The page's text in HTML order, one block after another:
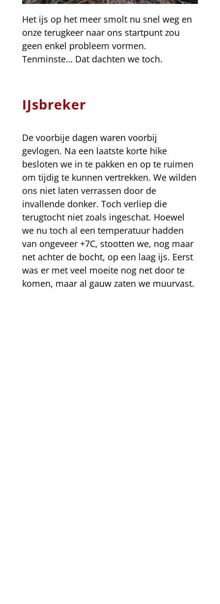
Het ijs op het meer smolt nu snel weg en
onze terugkeer naar ons startpunt zou
geen enkel probleem vormen.
Tenminste… Dat dachten we toch.
IJsbreker
De voorbije dagen waren voorbij
gevlogen. Na een laatste korte hike
besloten we in te pakken en op te ruimen
om tijdig te kunnen vertrekken. We wilden
ons niet laten verrassen door de
invallende donker. Toch verliep die
terugtocht niet zoals ingeschat. Hoewel
we nu toch al een temperatuur hadden
van ongeveer +7C, stootten we, nog maar
net achter de bocht, op een laag ijs. Eerst
was er met veel moeite nog net door te
komen, maar al gauw zaten we muurvast.